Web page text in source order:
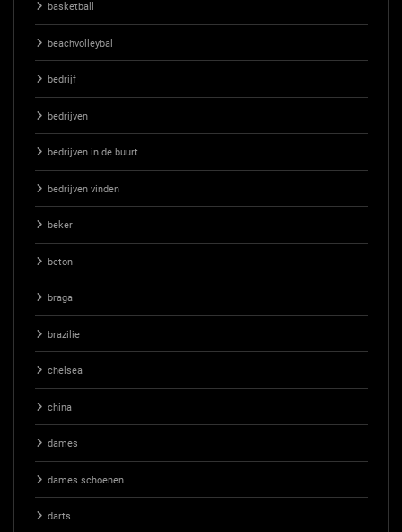
basketball
beachvolleybal
bedrijf
bedrijven
bedrijven in de buurt
bedrijven vinden
beker
beton
braga
brazilie
chelsea
china
dames
dames schoenen
darts